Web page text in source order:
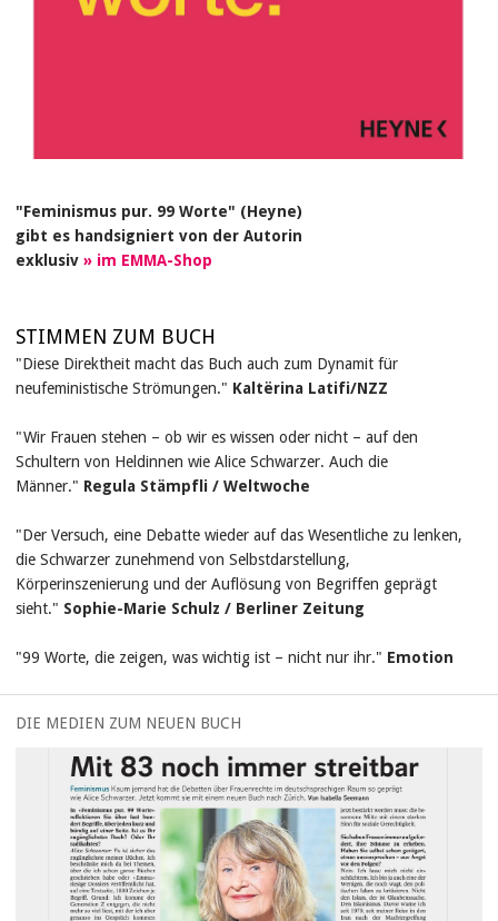
"Feminismus pur. 99 Worte" (Heyne)
gibt es handsigniert von der Autorin
exklusiv
im EMMA-Shop
STIMMEN ZUM BUCH
"Diese Direktheit macht das Buch auch zum Dynamit für
neufeministische Strömungen." Kaltërina Latifi/NZZ
"Wir Frauen stehen – ob wir es wissen oder nicht – auf den
Schultern von Heldinnen wie Alice Schwarzer. Auch die
Männer." Regula Stämpfli / Weltwoche
"Der Versuch, eine Debatte wieder auf das Wesentliche zu lenken,
die Schwarzer zunehmend von Selbstdarstellung,
Körperinszenierung und der Auflösung von Begriffen geprägt
sieht." Sophie-Marie Schulz / Berliner Zeitung
"99 Worte, die zeigen, was wichtig ist – nicht nur ihr." Emotion
DIE MEDIEN ZUM NEUEN BUCH